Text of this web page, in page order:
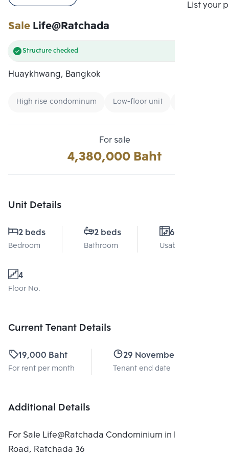
List your
SaleLife@Ratchada
Structure checked
Huaykhwang, Bangkok
High rise condominum Low-floor unit
For sale
4,380,000 Baht
Unit Details
2 beds
Bedroom
2 beds
Bathroom
61 Sq.m.
Usable area
4
Floor No.
Current Tenant Details
19,000 Baht
For rent per month
29 November 2026
Tenant end date
Additional Details
For Sale Life@Ratchada Condominium in Ladprao
Road, Ratchada 36